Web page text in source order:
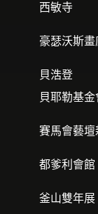
西敏寺
豪瑟沃斯畫
貝浩登
貝耶勒基
賽馬會藝壇
都爹利會館
釜山雙年展